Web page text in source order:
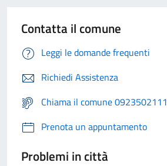
Contatta il comune
Leggi le domande frequenti
Richiedi Assistenza
Chiama il comune 0923502111
Prenota un appuntamento
Problemi in città